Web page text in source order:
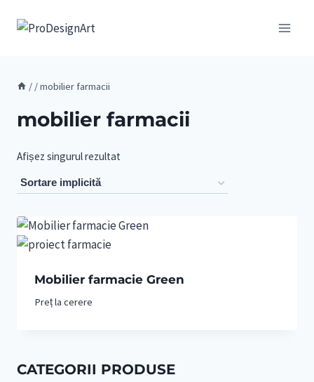
/ /mobilier farmacii
mobilier farmacii
Afișez singurul rezultat
Mobilier farmacie Green
Preț la cerere
CATEGORII PRODUSE